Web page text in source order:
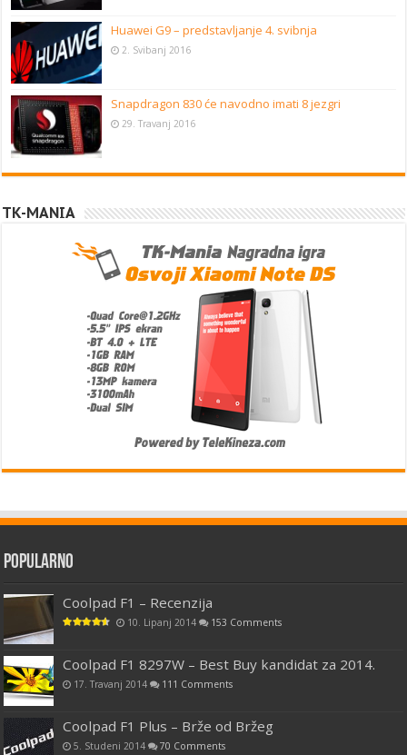
Huawei G9 – predstavljanje 4. svibnja
2. Svibanj 2016
Snapdragon 830 će navodno imati 8 jezgri
29. Travanj 2016
TK-MANIA
Popularno
Coolpad F1 – Recenzija
10. Lipanj 2014 153 Comments
Coolpad F1 8297W – Best Buy kandidat za 2014.
17. Travanj 2014 111 Comments
Coolpad F1 Plus – Brže od Bržeg
5. Studeni 2014 70 Comments